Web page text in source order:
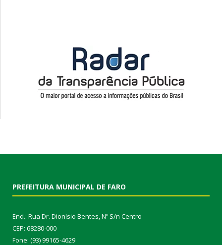
PREFEITURA MUNICIPAL DE FARO
End.: Rua Dr. Dionísio Bentes, Nº S/n Centro
CEP: 68280-000
Fone: (93) 99165-4629